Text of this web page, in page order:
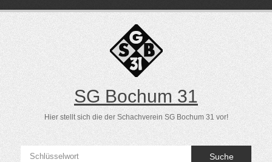
SG Bochum 31
Hier stellt sich die der Schachverein SG Bochum 31 vor!
Suche